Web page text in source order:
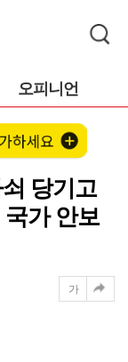
오피니언
당기고
가 안보
가